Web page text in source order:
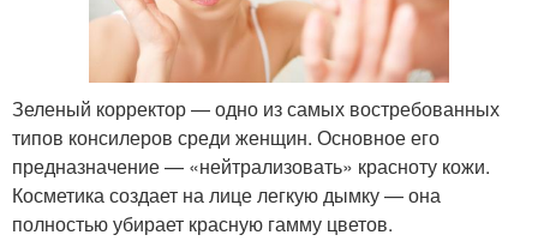
Зеленый корректор — одно из самых востребованных
типов консилеров среди женщин. Основное его
предназначение — «нейтрализовать» красноту кожи.
Косметика создает на лице легкую дымку — она
полностью убирает красную гамму цветов.